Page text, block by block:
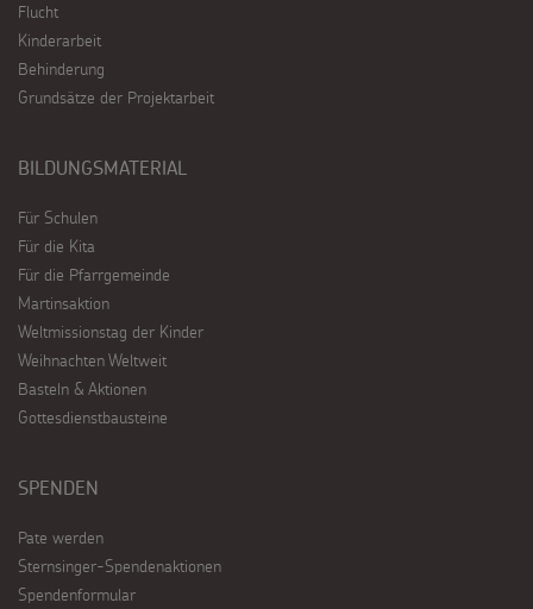
Flucht
Kinderarbeit
Behinderung
Grundsätze der Projektarbeit
BILDUNGSMATERIAL
Für Schulen
Für die Kita
Für die Pfarrgemeinde
Martinsaktion
Weltmissionstag der Kinder
Weihnachten Weltweit
Basteln & Aktionen
Gottesdienstbausteine
SPENDEN
Pate werden
Sternsinger-Spendenaktionen
Spendenformular